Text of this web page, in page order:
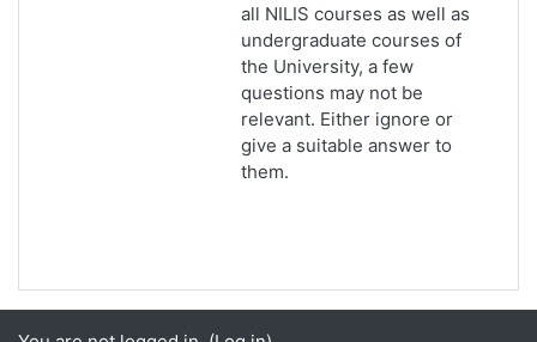
all NILIS courses as well as
undergraduate courses of
the University, a few
questions may not be
relevant. Either ignore or
give a suitable answer to
them.